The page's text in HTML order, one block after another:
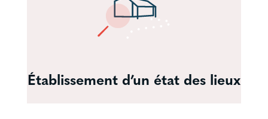
Établissement d’un état des lieux